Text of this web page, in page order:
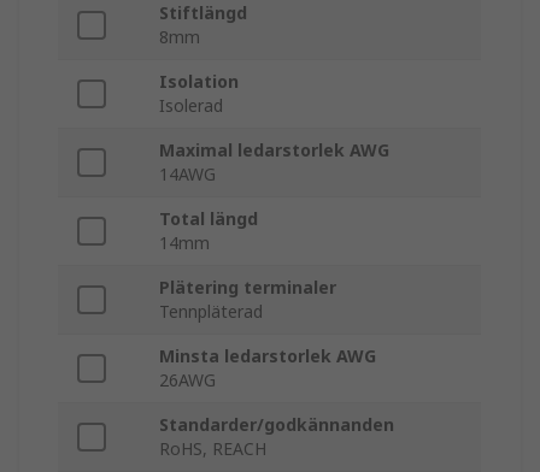
Stiftlängd
8mm
Isolation
Isolerad
Maximal ledarstorlek AWG
14AWG
Total längd
14mm
Plätering terminaler
Tennpläterad
Minsta ledarstorlek AWG
26AWG
Standarder/godkännanden
RoHS, REACH